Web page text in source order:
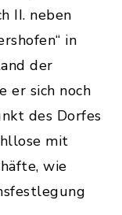
II. neben
in
der
er sich noch
des Dorfes
mit
wie